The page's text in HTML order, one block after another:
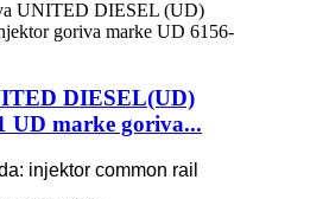
DIESEL(UD)
UD marke goriva...
injektor common rail